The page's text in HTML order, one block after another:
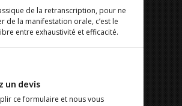
de la retranscription, pour ne
de la manifestation orale, c’est le
entre exhaustivité et efficacité.
un devis
ce formulaire et nous vous